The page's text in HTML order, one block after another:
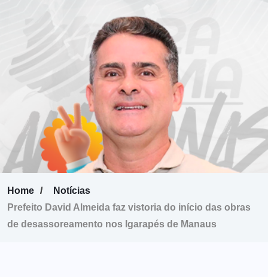
Home
Notícias
Prefeito David Almeida faz vistoria do início das obras
de desassoreamento nos Igarapés de Manaus